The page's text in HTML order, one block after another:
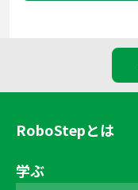
RoboStepとは
学ぶ